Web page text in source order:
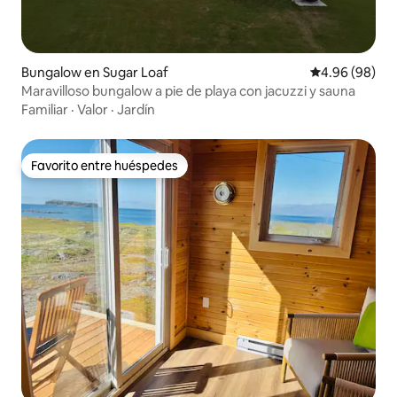
Bungalow en Sugar Loaf Calificación
4.96 (98)
Maravilloso bungalow a pie de playa con jacuzzi y sauna
Familiar · Valor · Jardín
Favorito entre huéspedes
Favorito entre huéspedes